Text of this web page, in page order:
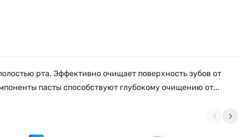
рта. Эффективно очищает поверхность зубов от
пасты способствуют глубокому очищению от...